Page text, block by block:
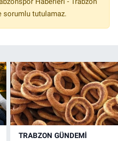
sorumlu tutulamaz.
TRABZON GÜNDEMİ